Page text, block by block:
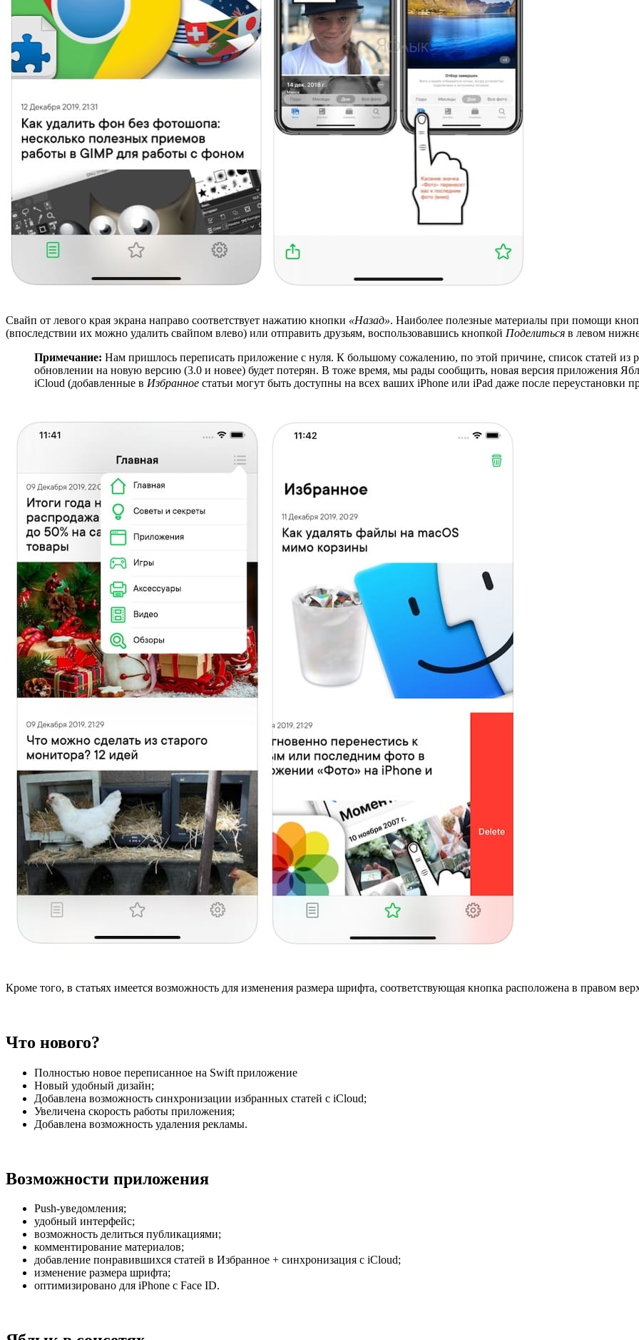
Свайп от левого края экрана направо соответствует нажатию кнопки «Назад». Наиболее полезные материалы при помощи
(впоследствии их можно удалить свайпом влево) или отправить друзьям, воспользовавшись кнопкой Поделиться в левом
Примечание: Нам пришлось переписать приложение с нуля. К большому сожалению, по этой причине, список статей из
обновлении на новую версию (3.0 и новее) будет потерян. В тоже время, мы рады сообщить, новая версия приложения
iCloud (добавленные в Избранное статьи могут быть доступны на всех ваших iPhone или iPad даже после переустановки
Кроме того, в статьях имеется возможность для изменения размера шрифта, соответствующая кнопка расположена в правом
Что нового?
Полностью новое переписанное на Swift приложение
Новый удобный дизайн;
Добавлена возможность синхронизации избранных статей с iCloud;
Увеличена скорость работы приложения;
Добавлена возможность удаления рекламы.
Возможности приложения
Push-уведомления;
удобный интерфейс;
возможность делиться публикациями;
комментирование материалов;
добавление понравившихся статей в Избранное + синхронизация с iCloud;
изменение размера шрифта;
оптимизировано для iPhone с Face ID.